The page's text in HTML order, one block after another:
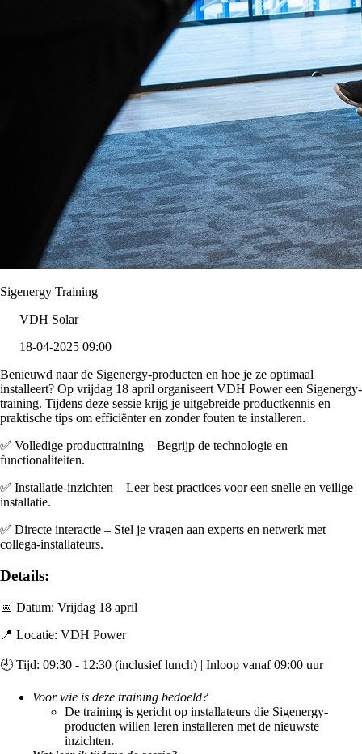
Sigenergy Training
VDH Solar
18-04-2025 09:00
Benieuwd naar de Sigenergy-producten en hoe je ze optimaal
installeert? Op vrijdag 18 april organiseert VDH Power een Sigenergy-
training. Tijdens deze sessie krijg je uitgebreide productkennis en
praktische tips om efficiënter en zonder fouten te installeren.
✅ Volledige producttraining – Begrijp de technologie en
functionaliteiten.
✅ Installatie-inzichten – Leer best practices voor een snelle en veilige
installatie.
✅ Directe interactie – Stel je vragen aan experts en netwerk met
collega-installateurs.
Details:
📅 Datum: Vrijdag 18 april
📍 Locatie: VDH Power
🕘 Tijd: 09:30 - 12:30 (inclusief lunch) | Inloop vanaf 09:00 uur
Voor wie is deze training bedoeld?
De training is gericht op installateurs die Sigenergy-
producten willen leren installeren met de nieuwste
inzichten.